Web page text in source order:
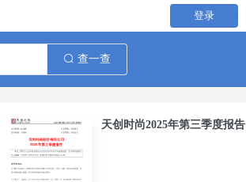
登录
查一查
天创时尚2025年第三季度报告